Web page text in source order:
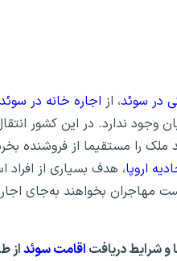
در سوئد، از اجاره خانه در سوئد
وجود ندارد. در این کشور
را مستقیما از فروشنده
اروپا، هدف بسیاری از
مهاجران بخواهند به‌جای
اقامت سوئداز